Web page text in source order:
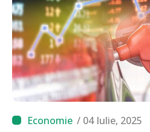
/ 04 Iulie, 2025